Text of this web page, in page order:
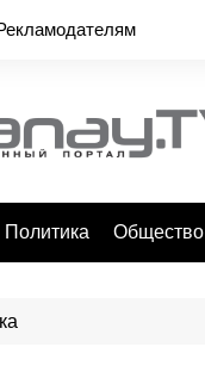
Политика Общество